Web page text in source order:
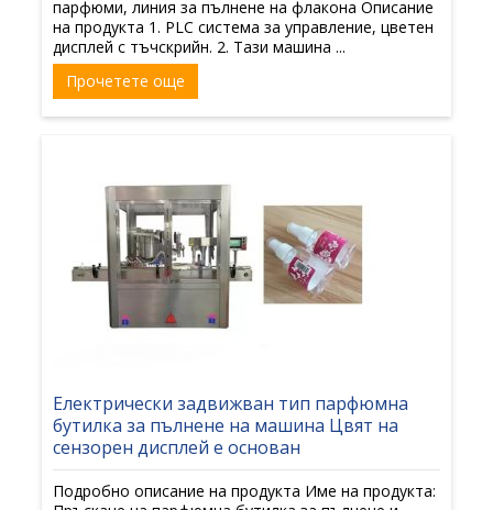
парфюми, линия за пълнене на флакона Описание
на продукта 1. PLC система за управление, цветен
дисплей с тъчскрийн. 2. Тази машина ...
Прочетете още
Електрически задвижван тип парфюмна
бутилка за пълнене на машина Цвят на
сензорен дисплей е основан
Подробно описание на продукта Име на продукта: